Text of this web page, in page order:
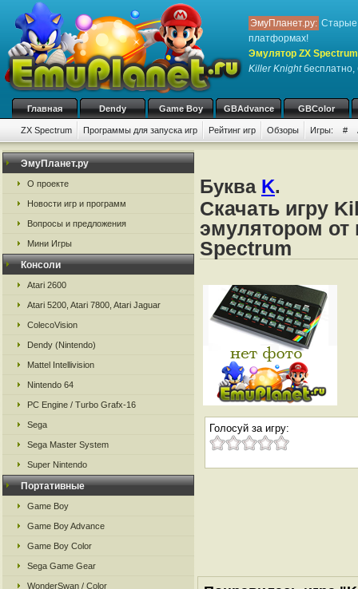
ЭмуПланет.ру: Старые
платформах!
Эмулятор ZX
Killer Knightбесплатно,
Главная Dendy Game Boy GBAdvance GBColor
ZX Spectrum Программы для запуска игр Рейтинг игр Обзоры Игры: #
ЭмуПланет.ру
О проекте
Новости игр и программ
Вопросы и предложения
Мини Игры
Консоли
Atari 2600
Atari 5200, Atari 7800, Atari Jaguar
ColecoVision
Dendy (Nintendo)
Mattel Intellivision
Nintendo 64
PC Engine / Turbo Grafx-16
Sega
Sega Master System
Super Nintendo
Портативные
Game Boy
Game Boy Advance
Game Boy Color
Sega Game Gear
WonderSwan / Color
Буква K.
Скачать игру
эмулятором от
Spectrum
Голосуй за игру: